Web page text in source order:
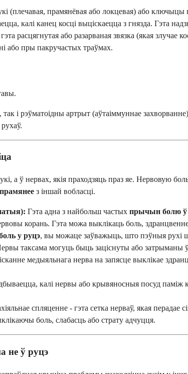
(плечавая, прамянёвая або локцевая) або
калі канец косці выціскаецца з гнязда. Гэта
расцягнутая або разарваная звязка (якая
або пры пакручастых траўмах.
і рэўматоідны артрыт (аўтаіммуннае
а ў нервах, якія праходзяць праз яе. Нервовую
з іншай вобласці.
Гэта адна з найбольш частых прычын болю ў
корань. Гэта можа выклікаць боль,
у руцэ, вы можаце заўважыць, што пэўныя
таксама могуць быць заціснуты або затрыманы
медыяльнага нерва на запясце выклікае
калі нервы або крывяносныя посуд
спляценне - гэта сетка нерваў, якая
боль, слабасць або страту адчуцця.
не ў руцэ